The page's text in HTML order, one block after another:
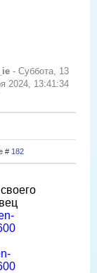
- Суббота, 13
2024, 13:41:34
# 182